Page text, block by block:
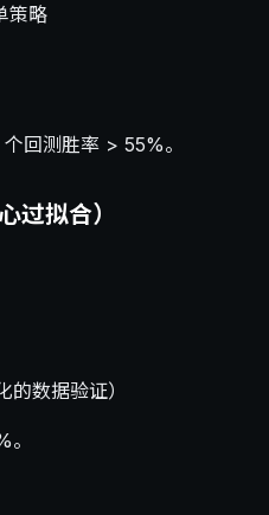
策略
回测胜率 > 55%。
过拟合）
的数据验证）